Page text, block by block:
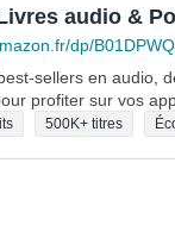
audio &
dp/
sellers en audio,
profiter sur vos
500K+ titres